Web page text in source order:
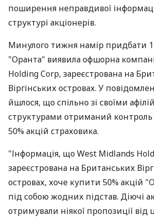
поширення неправдивої
структурі акціонерів.
Минулого тижня намір придбати
"Оранта" виявила офшорна
Holding Corp, зареєстрована на
Віргінських островах. У
йшлося, що спільно зі своїми
структурами отриманий контроль
50% акцій страховика.
"Інформація, що West Midlands
зареєстрована на Британських
островах, хоче купити 50% акцій
під собою жодних підстав. Діючі
отримували ніякої пропозиції від